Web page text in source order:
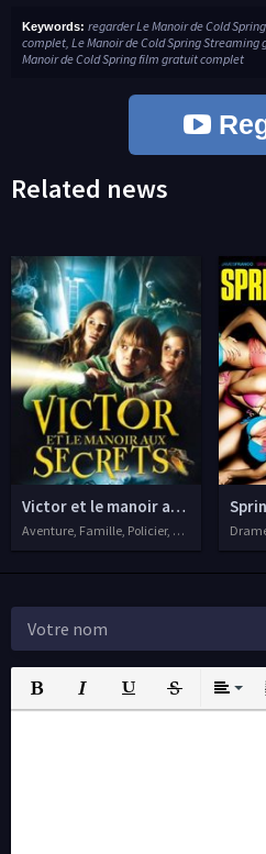
Keywords: regarder Le Manoir de Cold
complet, Le Manoir de Cold Spring
Manoir de Cold Spring film gratuit complet
Related news
Victor et le manoir aux secrets
Aventure, Famille, Policier, 2013
Bold Italic UnderlineStrikethrough
Align